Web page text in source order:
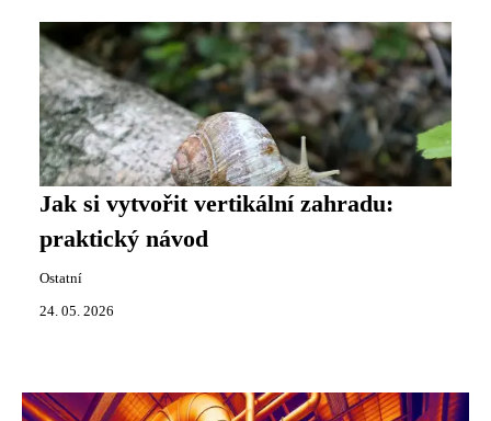
Jak si vytvořit vertikální zahradu:
praktický návod
Ostatní
24. 05. 2026